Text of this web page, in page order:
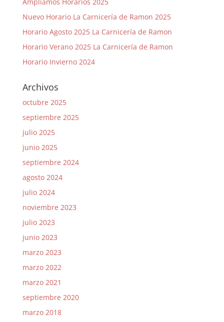
Nuevo Horario La Carnicería de Ramon 2025
Horario Agosto 2025 La Carnicería de Ramon
Horario Verano 2025 La Carnicería de Ramon
Horario Invierno 2024
Archivos
octubre 2025
septiembre 2025
julio 2025
junio 2025
septiembre 2024
agosto 2024
julio 2024
noviembre 2023
julio 2023
junio 2023
marzo 2023
marzo 2022
marzo 2021
septiembre 2020
marzo 2018